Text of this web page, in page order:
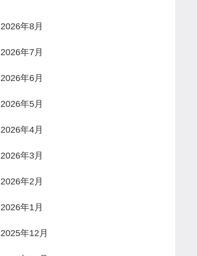
2026年8月
2026年7月
2026年6月
2026年5月
2026年4月
2026年3月
2026年2月
2026年1月
2025年12月